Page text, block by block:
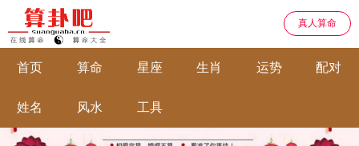
真人算命
首页 算命 星座 生肖 运势 配对
姓名 风水 工具